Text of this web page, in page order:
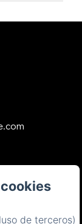
de terceros)